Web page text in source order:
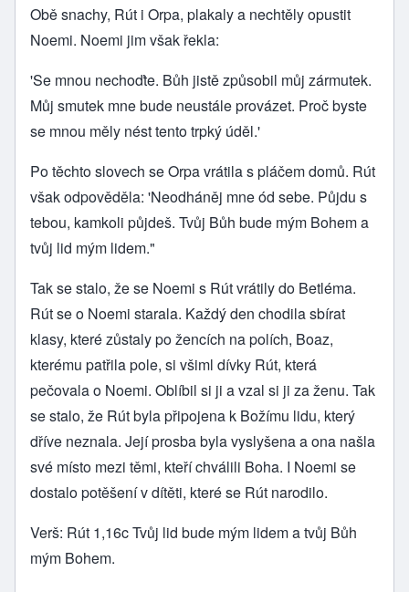
Obě snachy, Rút i Orpa, plakaly a nechtěly opustit
Noemi. Noemi jim však řekla:
'Se mnou nechoďte. Bůh jistě způsobil můj zármutek.
Můj smutek mne bude neustále provázet. Proč byste
se mnou měly nést tento trpký úděl.'
Po těchto slovech se Orpa vrátila s pláčem domů. Rút
však odpověděla: 'Neodháněj mne ód sebe. Půjdu s
tebou, kamkoli půjdeš. Tvůj Bůh bude mým Bohem a
tvůj lid mým lidem."
Tak se stalo, že se Noemi s Rút vrátily do Betléma.
Rút se o Noemi starala. Každý den chodila sbírat
klasy, které zůstaly po žencích na polích, Boaz,
kterému patřila pole, si všiml dívky Rút, která
pečovala o Noemi. Oblíbil si ji a vzal si ji za ženu. Tak
se stalo, že Rút byla připojena k Božímu lidu, který
dříve neznala. Její prosba byla vyslyšena a ona našla
své místo mezi těmi, kteří chválili Boha. I Noemi se
dostalo potěšení v dítěti, které se Rút narodilo.
Verš: Rút 1,16c Tvůj lid bude mým lidem a tvůj Bůh
mým Bohem.